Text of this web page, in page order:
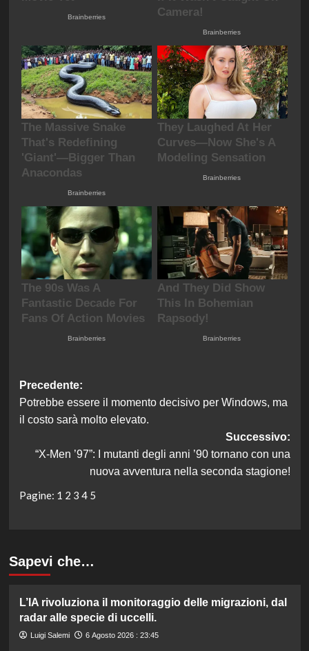
Navigazione
articolo
Precedente:
Potrebbe essere il momento decisivo per Windows, ma
il costo sarà molto elevato.
Successivo:
“X-Men ’97”: I mutanti degli anni ’90 tornano con una
nuova avventura nella seconda stagione!
Pagine: 1 2 3 4 5
Sapevi che…
L’IA rivoluziona il monitoraggio delle migrazioni, dal
radar alle specie di uccelli.
Luigi Salemi 6 Agosto 2026 : 23:45